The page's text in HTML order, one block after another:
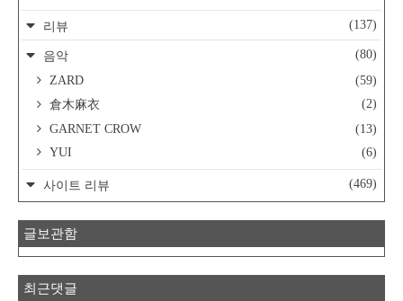
리뷰 (137)
음악
(80)
ZARD
(59)
倉木麻衣
(2)
GARNET CROW
(13)
YUI
(6)
사이트 리뷰 (469)
글보관함
최근댓글